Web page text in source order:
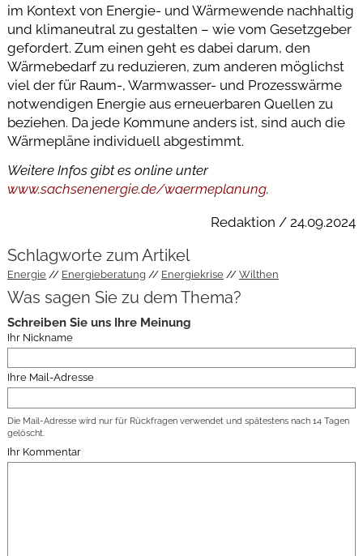
im Kontext von Energie- und Wärmewende nachhaltig
und klimaneutral zu gestalten – wie vom Gesetzgeber
gefordert. Zum einen geht es dabei darum, den
Wärmebedarf zu reduzieren, zum anderen möglichst
viel der für Raum-, Warmwasser- und Prozesswärme
notwendigen Energie aus erneuerbaren Quellen zu
beziehen. Da jede Kommune anders ist, sind auch die
Wärmepläne individuell abgestimmt.
Weitere Infos gibt es online unter
www.sachsenenergie.de/waermeplanung.
Redaktion / 24.09.2024
Schlagworte zum Artikel
Energie Energieberatung Energiekrise Wilthen
Was sagen Sie zu dem Thema?
Schreiben Sie uns Ihre Meinung
Ihr Nickname
Ihre Mail-Adresse
Die Mail-Adresse wird nur für Rückfragen verwendet und spätestens nach 14 Tagen
gelöscht.
Ihr Kommentar